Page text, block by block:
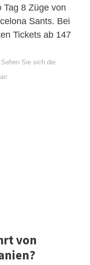
Tag 8 Züge von
Sants. Bei
Tickets ab 147
Sehen Sie sich die
von